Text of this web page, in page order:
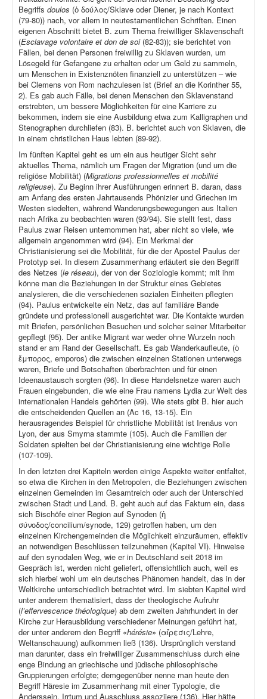
Begriffs doulos (ὁ δούλος/Sklave oder Diener, je nach Kontext
(79-80)) nach, vor allem in neutestamentlichen Schriften. Einen
eigenen Abschnitt bietet B. zum Thema freiwilliger Sklavenschaft
(Esclavage volontaire et don de soi(82-83)); sie berichtet von
Fällen, bei denen Personen freiwillig zu Sklaven wurden, um
Lösegeld für Gefangene zu erhalten oder um Geld zu sammeln,
um Menschen in Existenznöten finanziell zu unterstützen – wie
bei Clemens von Rom nachzulesen ist (Brief an die Korinther 55,
2). Es gab auch Fälle, bei denen Menschen den Sklavenstand
erstrebten, um bessere Möglichkeiten für eine Karriere zu
bekommen, indem sie eine Ausbildung etwa zum Kalligraphen und
Stenographen durchliefen (83). B. berichtet auch von Sklaven, die
in einem christlichen Haus lebten (89-92).
Im fünften Kapitel geht es um ein aus heutiger Sicht sehr
aktuelles Thema, nämlich um Fragen der Migration (und um die
religiöse Mobilität) (Migrations professionnelles et mobilité
religieuse). Zu Beginn ihrer Ausführungen erinnert B. daran, dass
am Anfang des ersten Jahrtausends Phönizier und Griechen im
Westen siedelten, während Wanderungsbewegungen aus Italien
nach Afrika zu beobachten waren (93/94). Sie stellt fest, dass
Paulus zwar Reisen unternommen hat, aber nicht so viele, wie
allgemein angenommen wird (94). Ein Merkmal der
Christianisierung sei die Mobilität, für die der Apostel Paulus der
Prototyp sei. In diesem Zusammenhang erläutert sie den Begriff
des Netzes (le réseau), der von der Soziologie kommt; mit ihm
könne man die Beziehungen in der Struktur eines Gebietes
analysieren, die die verschiedenen sozialen Einheiten pflegten
(94). Paulus entwickelte ein Netz, das auf familiäre Bande
gründete und professionell ausgerichtet war. Die Kontakte wurden
mit Briefen, persönlichen Besuchen und solcher seiner Mitarbeiter
gepflegt (95). Der antike Migrant war weder ohne Wurzeln noch
stand er am Rand der Gesellschaft. Es gab Wanderkaufleute, (ὁ
ἔμπορος, emporos) die zwischen einzelnen Stationen unterwegs
waren, Briefe und Botschaften überbrachten und für einen
Ideenaustausch sorgten (96). In diese Handelsnetze waren auch
Frauen eingebunden, die wie eine Frau namens Lydia zur Welt des
internationalen Handels gehörten (99). Wie stets gibt B. hier auch
die entscheidenden Quellen an (Ac 16, 13-15). Ein
herausragendes Beispiel für christliche Mobilität ist Irenäus von
Lyon, der aus Smyrna stammte (105). Auch die Familien der
Soldaten spielten bei der Christianisierung eine wichtige Rolle
(107-109).
In den letzten drei Kapiteln werden einige Aspekte weiter entfaltet,
so etwa die Kirchen in den Metropolen, die Beziehungen zwischen
einzelnen Gemeinden im Gesamtreich oder auch der Unterschied
zwischen Stadt und Land. B. geht auch auf das Faktum ein, dass
sich Bischöfe einer Region auf Synoden (ἡ
σύνοδος/concilium/synode, 129) getroffen haben, um den
einzelnen Kirchengemeinden die Möglichkeit einzuräumen, effektiv
an notwendigen Beschlüssen teilzunehmen (Kapitel VI). Hinweise
auf den synodalen Weg, wie er in Deutschland seit 2018 im
Gespräch ist, werden nicht geliefert, offensichtlich auch, weil es
sich hierbei wohl um ein deutsches Phänomen handelt, das in der
Weltkirche unterschiedlich betrachtet wird. Im siebten Kapitel wird
unter anderem thematisiert, dass der theologische Aufruhr
(l’effervescence théologique) ab dem zweiten Jahrhundert in der
Kirche zur Herausbildung verschiedener Meinungen geführt hat,
der unter anderem den Begriff «hérésie» (αἵρεσις/Lehre,
Weltanschauung) aufkommen ließ (136). Ursprünglich verstand
man darunter, dass ein freiwilliger Zusammenschluss durch eine
enge Bindung an griechische und jüdische philosophische
Gruppierungen erfolgte; demgegenüber nenne man heute den
Begriff Häresie im Zusammenhang mit einer Typologie, die
Anderssein, Irrtum und Ausschluss assoziiere (136). Hier hätte